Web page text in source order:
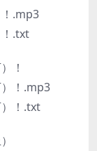
.mp3
.txt
！
！.mp3
！.txt